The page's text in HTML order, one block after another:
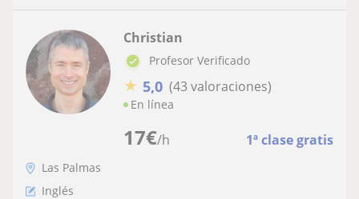
17€/h 1ª clase gratis
Christian
Profesor Verificado
★ 5,0 (43 valoraciones)
En línea
Las Palmas
Inglés